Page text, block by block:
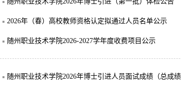
2026年（春）高校教师资格认定拟通过人员名单公示
随州职业技术学院2026-2027学年度收费项目公示
随州职业技术学院2026年博士引进人员面试成绩（总成